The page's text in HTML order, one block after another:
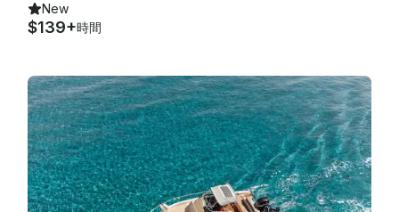
New
$139+時間